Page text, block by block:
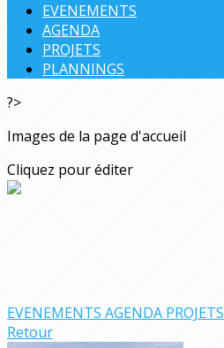
EVENEMENTS
AGENDA
PROJETS
PLANNINGS
?>
Images de la page d'accueil
Cliquez pour éditer
EVENEMENTS AGENDA PROJETS
Retour